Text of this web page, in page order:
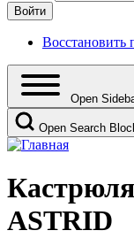
Восстановить
Open
Open Search
ASTRID